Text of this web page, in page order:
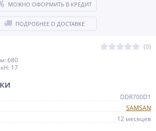
(0)
680
17
МОЖНО ОФОРМИТЬ В КРЕДИТ
ПОДРОБНЕЕ О ДОСТАВКЕ
DDR700D1
SAMSAN
12 месяцев